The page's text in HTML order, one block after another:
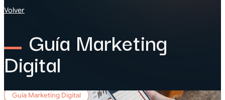
Volver
Guía Marketing
Digital
Guía Marketing Digital